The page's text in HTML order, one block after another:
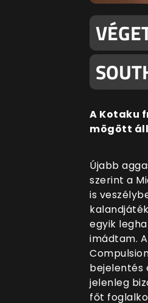
A Kotaku
mögött
Újabb
szerint a
is
egyik
imádtam.
bejelentés
jelenleg
főt